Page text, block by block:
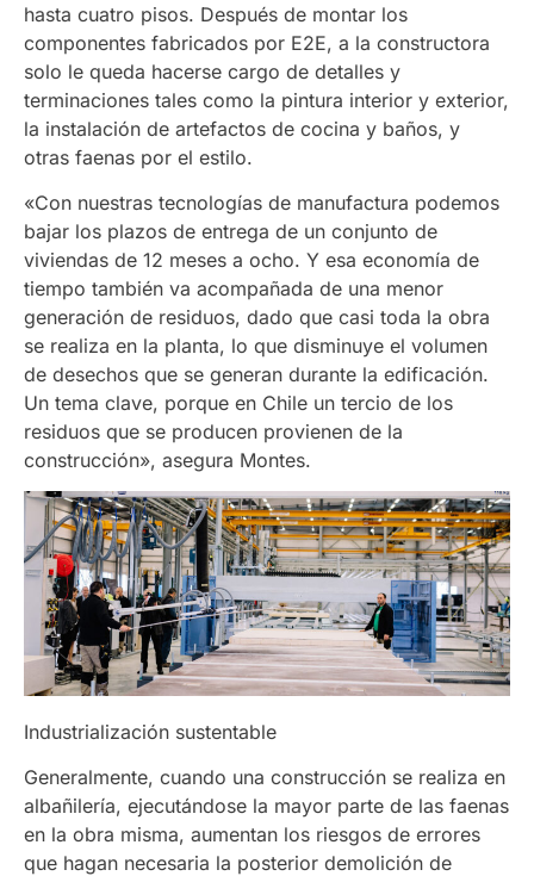
hasta cuatro pisos. Después de montar los
componentes fabricados por E2E, a la constructora
solo le queda hacerse cargo de detalles y
terminaciones tales como la pintura interior y exterior,
la instalación de artefactos de cocina y baños, y
otras faenas por el estilo.
«Con nuestras tecnologías de manufactura podemos
bajar los plazos de entrega de un conjunto de
viviendas de 12 meses a ocho. Y esa economía de
tiempo también va acompañada de una menor
generación de residuos, dado que casi toda la obra
se realiza en la planta, lo que disminuye el volumen
de desechos que se generan durante la edificación.
Un tema clave, porque en Chile un tercio de los
residuos que se producen provienen de la
construcción», asegura Montes.
Industrialización sustentable
Generalmente, cuando una construcción se realiza en
albañilería, ejecutándose la mayor parte de las faenas
en la obra misma, aumentan los riesgos de errores
que hagan necesaria la posterior demolición de